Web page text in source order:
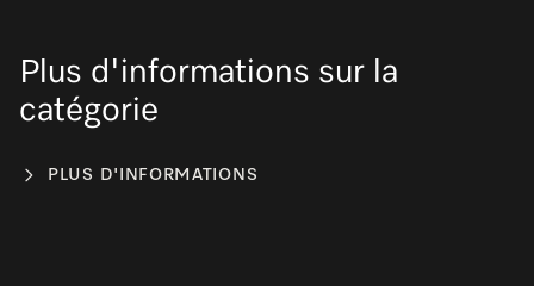
Plus d'informations sur la
catégorie
PLUS D'INFORMATIONS